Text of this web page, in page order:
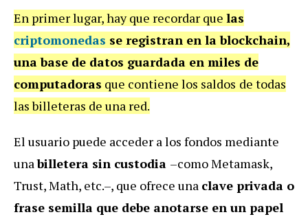
En primer lugar, hay que recordar que las
criptomonedas se registran en la blockchain,
una base de datos guardada en miles de
computadoras que contiene los saldos de todas
las billeteras de una red.
El usuario puede acceder a los fondos mediante
unabilletera sin custodia –como Metamask,
Trust, Math, etc.–, que ofrece una clave privada o
frase semilla que debe anotarse en un papel